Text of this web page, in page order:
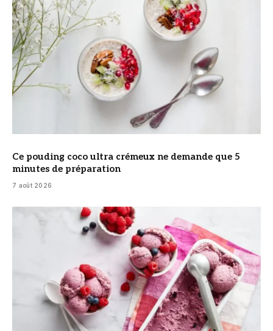
Ce pouding coco ultra crémeux ne demande que 5
minutes de préparation
7 août 2026
© DR